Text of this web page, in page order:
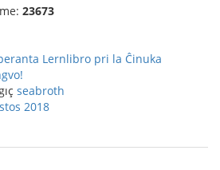
23673
Lernlibro pri la Ĉinuka
seabroth
2018